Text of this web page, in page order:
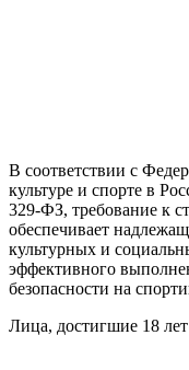
В соответствии с
культуре и спорте в
329-ФЗ, требование к
обеспечивает
культурных и
эффективного
безопасности на
Лица, достигшие 18 лет